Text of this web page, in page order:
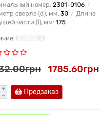
номер:2301-0106
сверла (d), мм: 30
Длина
части (l), мм: 175
1785.60грн
Предзаказ